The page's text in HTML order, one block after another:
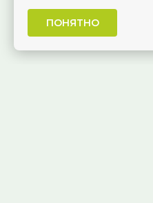
ПОНЯТНО